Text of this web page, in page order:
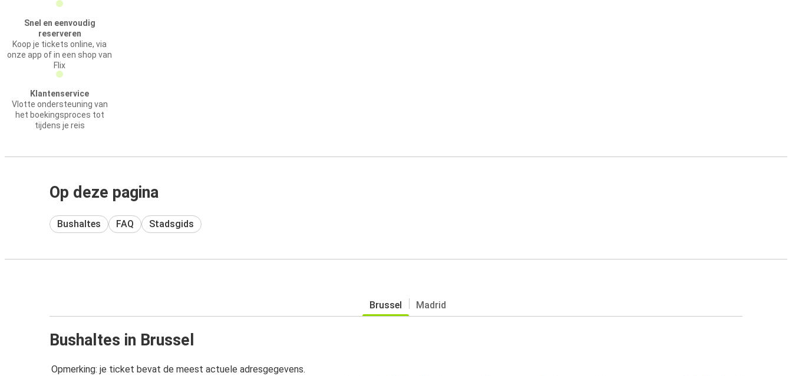
Snel en eenvoudig
reserveren
Koop je tickets online, via
onze app of in een shop van
Flix
Klantenservice
Vlotte ondersteuning van
het boekingsproces tot
tijdens je reis
Op deze pagina
Bushaltes FAQ Stadsgids
Brussel Madrid
Bushaltes in Brussel
Opmerking: je ticket bevat de meest actuele adresgegevens.